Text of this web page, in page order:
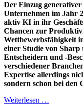
Der Einzug
Unternehmen im Jahr
aktiv KI in ihr
Chancen zur
Wettbewerbsfähigkeit
einer Studie von Sharp
Entscheidern und -
verschiedener
Expertise allerdings
sondern schon bei den
Weiterlesen …